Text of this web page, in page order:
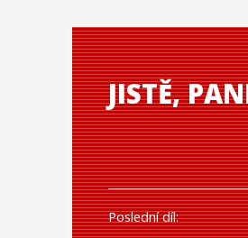
JISTĚ,
Poslední díl: